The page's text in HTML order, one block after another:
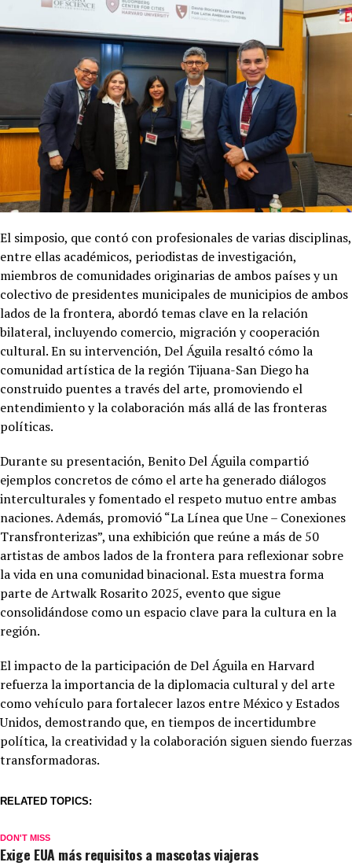
El simposio, que contó con profesionales de varias disciplinas,
entre ellas académicos, periodistas de investigación,
miembros de comunidades originarias de ambos países y un
colectivo de presidentes municipales de municipios de ambos
lados de la frontera, abordó temas clave en la relación
bilateral, incluyendo comercio, migración y cooperación
cultural. En su intervención, Del Águila resaltó cómo la
comunidad artística de la región Tijuana-San Diego ha
construido puentes a través del arte, promoviendo el
entendimiento y la colaboración más allá de las fronteras
políticas.
Durante su presentación, Benito Del Águila compartió
ejemplos concretos de cómo el arte ha generado diálogos
interculturales y fomentado el respeto mutuo entre ambas
naciones. Además, promovió “La Línea que Une – Conexiones
Transfronterizas”, una exhibición que reúne a más de 50
artistas de ambos lados de la frontera para reflexionar sobre
la vida en una comunidad binacional. Esta muestra forma
parte de Artwalk Rosarito 2025, evento que sigue
consolidándose como un espacio clave para la cultura en la
región.
El impacto de la participación de Del Águila en Harvard
refuerza la importancia de la diplomacia cultural y del arte
como vehículo para fortalecer lazos entre México y Estados
Unidos, demostrando que, en tiempos de incertidumbre
política, la creatividad y la colaboración siguen siendo fuerzas
transformadoras.
RELATED TOPICS:
DON'T MISS
Exige EUA más requisitos a mascotas viajeras